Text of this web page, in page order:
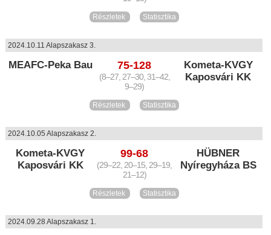
Részletek Statisztika
2024.10.11 Alapszakasz 3.
MEAFC-Peka Bau 75-128
(8–27, 27–30, 31–42,
9–29)
Kometa-KVGY
Kaposvári KK
Részletek Statisztika
2024.10.05 Alapszakasz 2.
Kometa-KVGY
Kaposvári KK
99-68
(29–22, 20–15, 29–19,
21–12)
HÜBNER
Nyíregyháza BS
Részletek Statisztika
2024.09.28 Alapszakasz 1.